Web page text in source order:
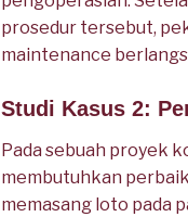
prosedur tersebut,
maintenance
Studi Kasus 2:
Pada sebuah proyek
membutuhkan
memasang loto pada